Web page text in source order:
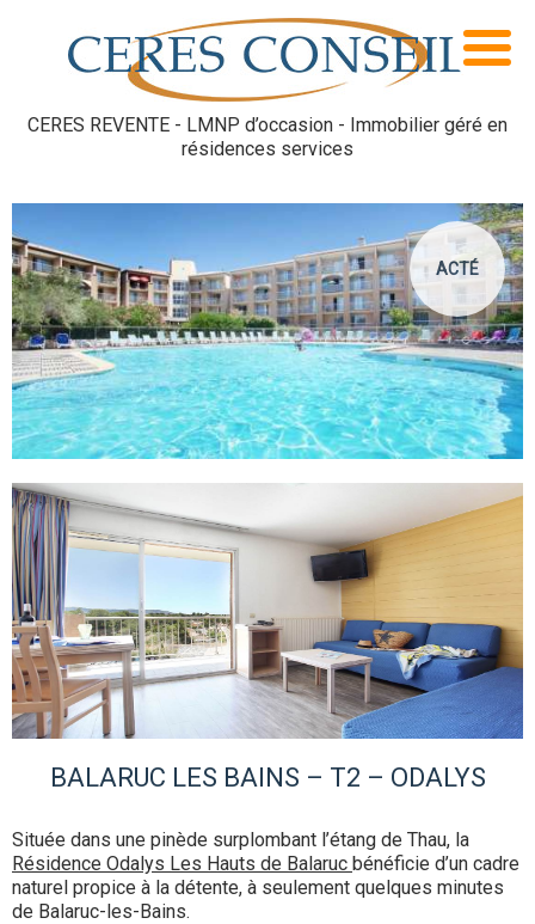
CERES REVENTE - LMNP d’occasion - Immobilier géré en
résidences services
ACTÉ
BALARUC LES BAINS – T2 – ODALYS
Située dans une pinède surplombant l’étang de Thau, la
Résidence Odalys Les Hauts de Balaruc bénéficie d’un cadre
naturel propice à la détente, à seulement quelques minutes
de Balaruc-les-Bains.